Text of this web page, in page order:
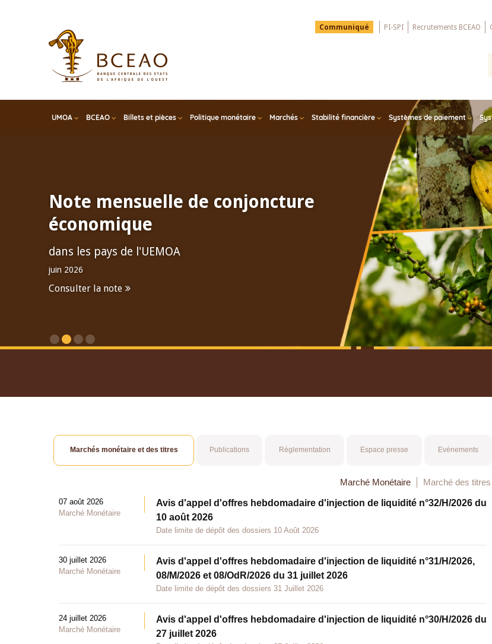
Menu
Top
Communiqué PI-SPI Recrutements BCEAO
UMOA BCEAO Billets et pièces Politique monétaire Marchés Stabilité financière Systèmes de paiement
Note mensuelle de conjoncture
économique
dans les pays de l'UEMOA
juin 2026
Consulter la note
Marchés monétaire et des titres Publications Réglementation Espace presse Evénements
Marché Monétaire Marché des titres
07 août 2026
Marché Monétaire
Avis d'appel d'offres hebdomadaire d'injection de liquidité n°32/H/2026 du
10 août 2026
Date limite de dépôt des dossiers 10 Août 2026
30 juillet 2026
Marché Monétaire
Avis d'appel d'offres hebdomadaire d'injection de liquidité n°31/H/2026,
08/M/2026 et 08/OdR/2026 du 31 juillet 2026
Date limite de dépôt des dossiers 31 Juillet 2026
24 juillet 2026
Marché Monétaire
Avis d'appel d'offres hebdomadaire d'injection de liquidité n°30/H/2026 du
27 juillet 2026